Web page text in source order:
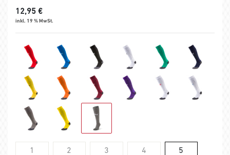
12,95 €
inkl. 19 % MwSt.
1 2 3 4 5